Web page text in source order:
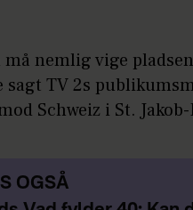
nemlig vige
sagt TV 2s
Schweiz i St.
OGSÅ